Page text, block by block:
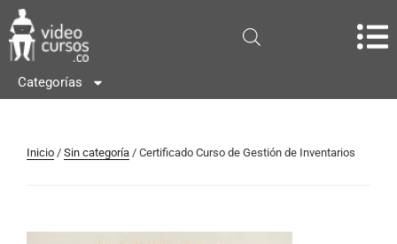
Categorías
Inicio / Sin categoría / Certificado Curso de Gestión de Inventarios